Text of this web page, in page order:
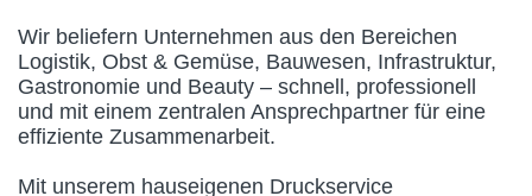
Wir beliefern Unternehmen aus den Bereichen
Logistik, Obst & Gemüse, Bauwesen, Infrastruktur,
Gastronomie und Beauty – schnell, professionell
und mit einem zentralen Ansprechpartner für eine
effiziente Zusammenarbeit.
Mit unserem hauseigenen Druckservice